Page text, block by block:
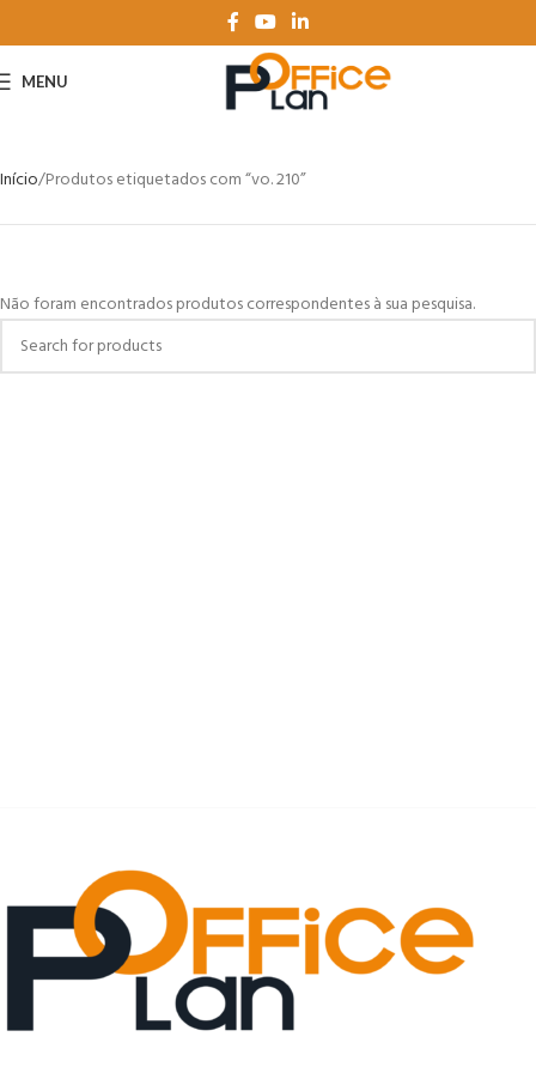
MENU
Início Produtos etiquetados com “vo. 210”
Não foram encontrados produtos correspondentes à sua pesquisa.